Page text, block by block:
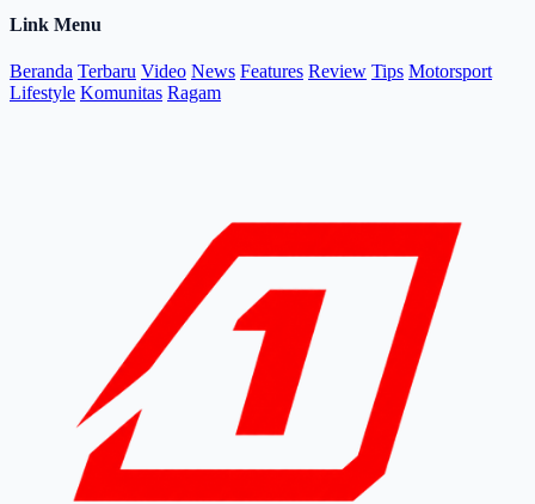
Link Menu
Beranda Terbaru Video News Features Review Tips Motorsport
Lifestyle Komunitas Ragam